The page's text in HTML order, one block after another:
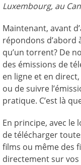
Luxembourg, au
Maintenant, avant
répondons d’abord
qu’un torrent? De
des émissions de
en ligne et en
ou de suivre
pratique. C’est là
En principe, avec le
de télécharger
films ou même des
directement sur